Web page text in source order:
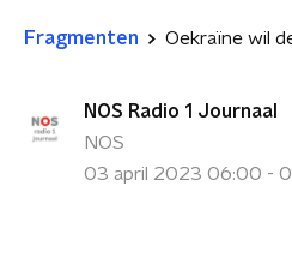
Fragmenten
NOS Radio 1 Journaal
NOS
03 april 2023 06:00 -